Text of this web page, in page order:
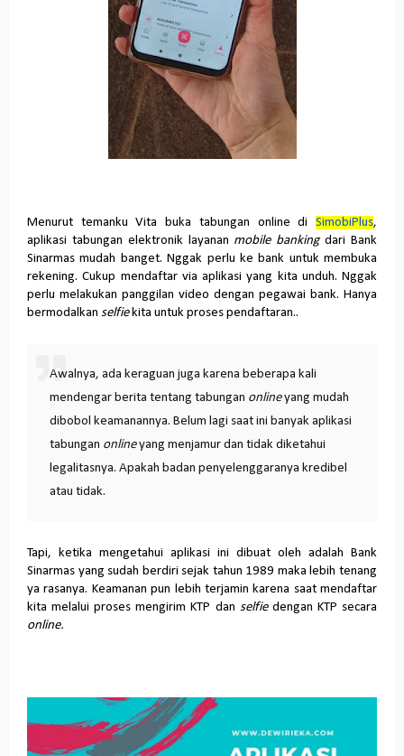
Menurut temanku Vita buka tabungan online di SimobiPlus,
aplikasi tabungan elektronik layanan mobile bankingdari Bank
Sinarmas mudah banget. Nggak perlu ke bank untuk membuka
rekening. Cukup mendaftar via aplikasi yang kita unduh. Nggak
perlu melakukan panggilan video dengan pegawai bank. Hanya
bermodalkan selfiekita untuk proses pendaftaran..
Awalnya, ada keraguan juga karena beberapa kali
mendengar berita tentang tabungan onlineyang mudah
dibobol keamanannya. Belum lagi saat ini banyak aplikasi
tabungan onlineyang menjamur dan tidak diketahui
legalitasnya. Apakah badan penyelenggaranya kredibel
atau tidak.
Tapi, ketika mengetahui aplikasi ini dibuat oleh adalah Bank
Sinarmas yang sudah berdiri sejak tahun 1989 maka lebih tenang
ya rasanya. Keamanan pun lebih terjamin karena saat mendaftar
kita melalui proses mengirim KTP dan selfie dengan KTP secara
online.